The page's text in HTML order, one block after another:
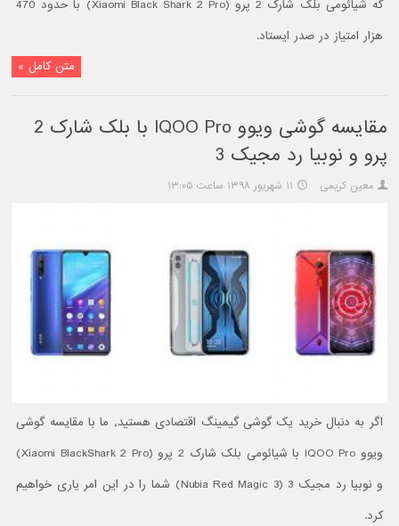
که شیائومی بلک شارک 2 پرو (Xiaomi Black Shark 2 Pro) با حدود 470
هزار امتیاز در صدر ایستاد.
متن کامل »
مقایسه گوشی ویوو IQOO Pro با بلک شارک 2
پرو و نوبیا رد مجیک 3
معین کریمی ۱۱ شهریور ۱۳۹۸ ساعت ۱۳:۰۵
اگر به دنبال خرید یک گوشی گیمینگ اقتصادی هستید٬ ما با مقایسه گوشی
ویوو IQOO Pro با شیائومی بلک شارک 2 پرو (Xiaomi BlackShark 2 Pro)
و نوبیا رد مجیک 3 (Nubia Red Magic 3) شما را در این امر یاری خواهیم
کرد.